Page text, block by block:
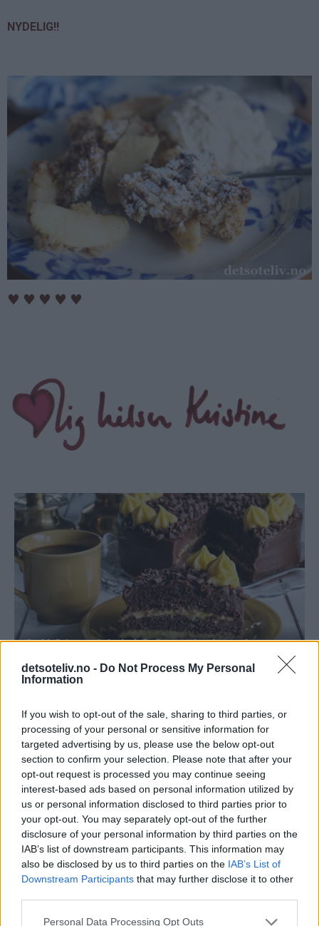
detsoteliv.no - Do Not Process My Personal
Information
If you wish to opt-out of the sale, sharing to third parties, or
processing of your personal or sensitive information for
targeted advertising by us, please use the below opt-out
section to confirm your selection. Please note that after your
opt-out request is processed you may continue seeing
interest-based ads based on personal information utilized by
us or personal information disclosed to third parties prior to
your opt-out. You may separately opt-out of the further
disclosure of your personal information by third parties on the
IAB’s list of downstream participants. This information may
also be disclosed by us to third parties on the IAB’s List of
Downstream Participants that may further disclose it to other
Personal Data Processing Opt Outs
NYDELIG!!
♥ ♥ ♥ ♥ ♥
print